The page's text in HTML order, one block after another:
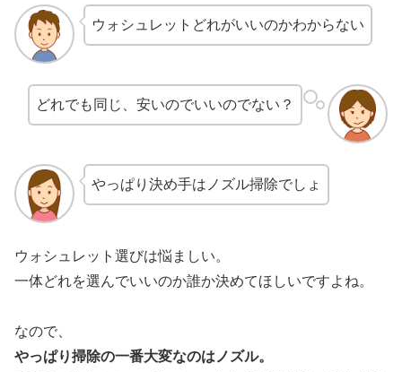
ウォシュレットどれがいいのかわからない
どれでも同じ、安いのでいいのでない？
やっぱり決め手はノズル掃除でしょ
ウォシュレット選びは悩ましい。
一体どれを選んでいいのか誰か決めてほしいですよね。
なので、
やっぱり掃除の一番大変なのはノズル。